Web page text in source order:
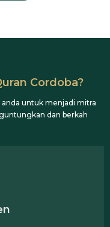
Cordoba?
untuk menjadi mitra
dan berkah